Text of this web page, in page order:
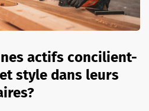
actifs concilient-
style dans leurs